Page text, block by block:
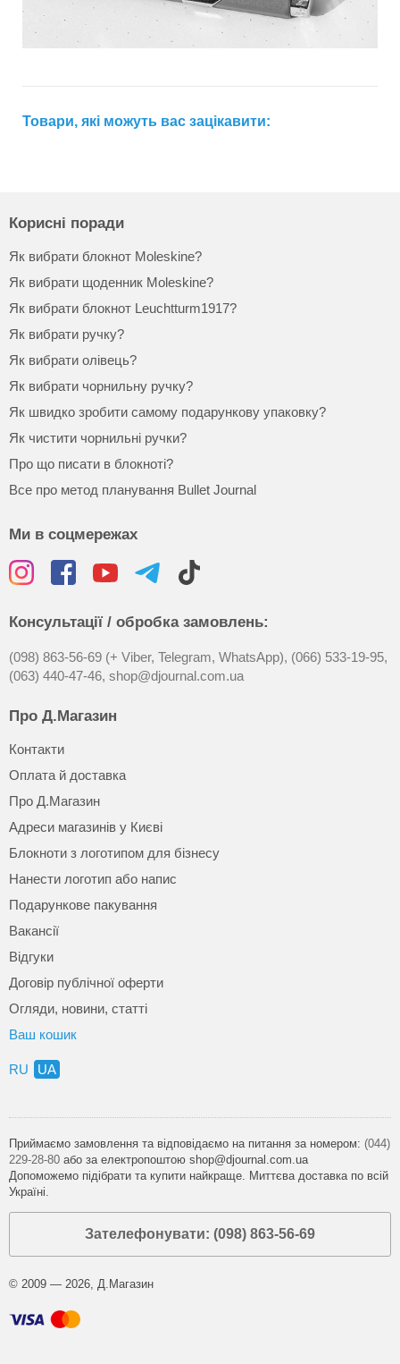
Товари, які можуть вас зацікавити:
Корисні поради
Як вибрати блокнот Moleskine?
Як вибрати щоденник Moleskine?
Як вибрати блокнот Leuchtturm1917?
Як вибрати ручку?
Як вибрати олівець?
Як вибрати чорнильну ручку?
Як швидко зробити самому подарункову упаковку?
Як чистити чорнильні ручки?
Про що писати в блокноті?
Все про метод планування Bullet Journal
Ми в соцмережах
Консультації / обробка замовлень:
(098) 863-56-69 (+ Viber, Telegram, WhatsApp), (066) 533-19-95,
(063) 440-47-46, shop@djournal.com.ua
Про Д.Магазин
Контакти
Оплата й доставка
Про Д.Магазин
Адреси магазинів у Києві
Блокноти з логотипом для бізнесу
Нанести логотип або напис
Подарункове пакування
Вакансії
Відгуки
Договір публічної оферти
Огляди, новини, статті
Ваш кошик
RU UA
Приймаємо замовлення та відповідаємо на питання за номером: (044)
229-28-80 або за електропоштою shop@djournal.com.ua
Допоможемо підібрати та купити найкраще. Миттєва доставка по всій
Україні.
Зателефонувати: (098) 863-56-69
© 2009 — 2026, Д.Магазин